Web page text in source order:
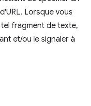
Lorsque vous
fragment de texte,
et/ou le signaler à